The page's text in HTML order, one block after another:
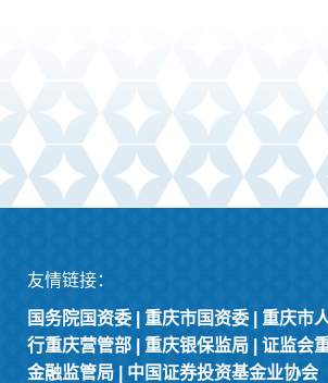
友情链接：
国务院国资委| 重庆市国资委| 重庆市
行重庆营管部
重庆银保监局 证监会
金融监管局
中国证券投资基金业协会